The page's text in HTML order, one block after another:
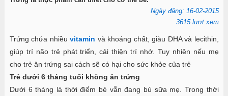
Ngày đăng: 16-02-2015
3615 lượt xem
Trứng chứa nhiềuvitamin và khoáng chất, giàu DHA và lecithin,
giúp trí não trẻ phát triển, cải thiện trí nhớ. Tuy nhiên nếu mẹ
cho trẻ ăn trứng sai cách sẽ có hại cho sức khỏe của trẻ
Trẻ dưới 6 tháng tuổi không ăn trứng
Dưới 6 tháng là thời điểm bé vẫn đang bú sữa mẹ. Trong thời